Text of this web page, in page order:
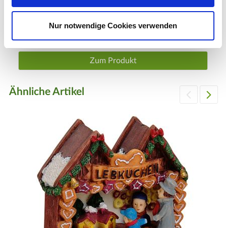
Nur notwendige Cookies verwenden
LuVille Beleuchtetes Tor, batteriebetrieben
Zum Produkt
Ähnliche Artikel